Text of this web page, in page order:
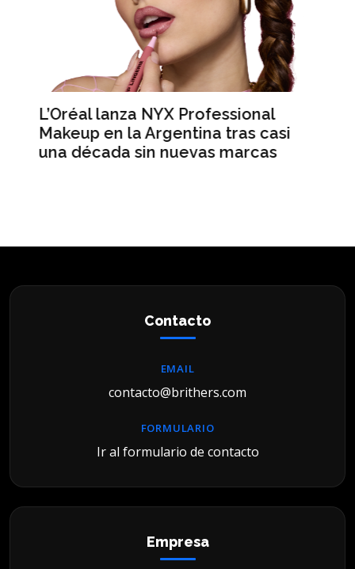
L’Oréal lanza NYX Professional
Makeup en la Argentina tras casi
una década sin nuevas marcas
Contacto
EMAIL
contacto@brithers.com
FORMULARIO
Ir al formulario de contacto
Empresa